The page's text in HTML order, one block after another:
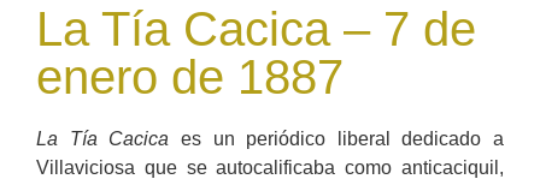
La Tía Cacica – 7 de
enero de 1887
La Tía Cacica es un periódico liberal dedicado a
Villaviciosa que se autocalificaba como anticaciquil,